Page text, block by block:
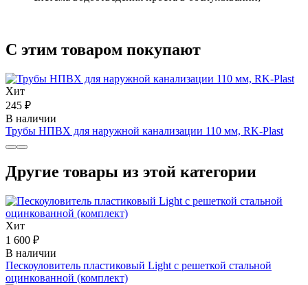
С этим товаром покупают
Хит
245 ₽
В наличии
Трубы НПВХ для наружной канализации 110 мм, RK-Plast
Другие товары из этой категории
Хит
1 600 ₽
В наличии
Пескоуловитель пластиковый Light с решеткой стальной
оцинкованной (комплект)